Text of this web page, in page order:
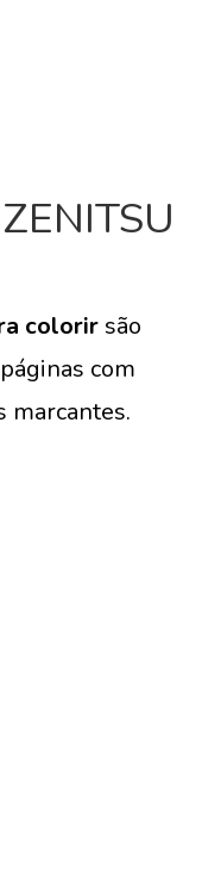
colorir são
com
marcantes.